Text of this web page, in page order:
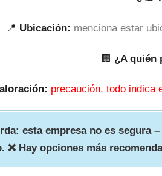
📍 Ubicación: menciona estar
🏢 ¿A quién
precaución, todo indica
esta empresa no es segura
❌ Hay opciones más